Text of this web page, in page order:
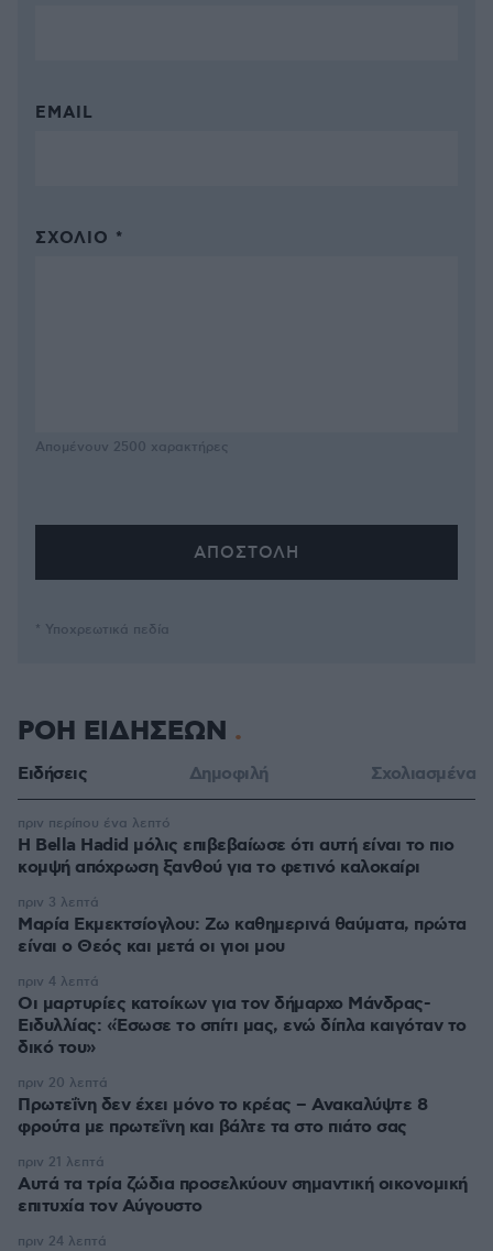
EMAIL
ΣΧΌΛΙΟ *
Απομένουν 2500 χαρακτήρες
* Υποχρεωτικά πεδία
ΡΟΗ ΕΙΔΗΣΕΩΝ
Ειδήσεις Δημοφιλή Σχολιασμένα
Η Bella Hadid μόλις επιβεβαίωσε ότι αυτή είναι το πιο
κομψή απόχρωση ξανθού για το φετινό καλοκαίρι
πριν περίπου ένα λεπτό
Μαρία Εκμεκτσίογλου: Ζω καθημερινά θαύματα, πρώτα
είναι ο Θεός και μετά οι γιοι μου
πριν 3 λεπτά
Οι μαρτυρίες κατοίκων για τον δήμαρχο Μάνδρας-
Ειδυλλίας: «Έσωσε το σπίτι μας, ενώ δίπλα καιγόταν το
δικό του»
πριν 4 λεπτά
Πρωτεΐνη δεν έχει μόνο το κρέας – Ανακαλύψτε 8
φρούτα με πρωτεΐνη και βάλτε τα στο πιάτο σας
πριν 20 λεπτά
Αυτά τα τρία ζώδια προσελκύουν σημαντική οικονομική
επιτυχία τον Αύγουστο
πριν 21 λεπτά
πριν 24 λεπτά